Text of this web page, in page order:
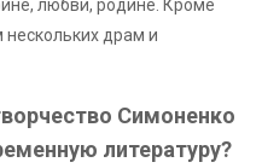
любви, родине. Кроме
нескольких драм и
Симоненко
литературу?